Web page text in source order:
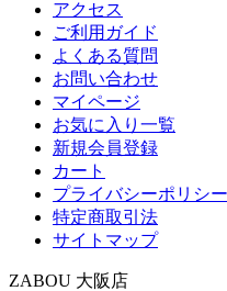
アクセス
ご利用ガイド
よくある質問
お問い合わせ
マイページ
お気に入り一覧
新規会員登録
カート
プライバシーポリシー
特定商取引法
サイトマップ
ZABOU 大阪店